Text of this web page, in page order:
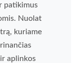
patikimus
Nuolat
kuriame
aplinkos